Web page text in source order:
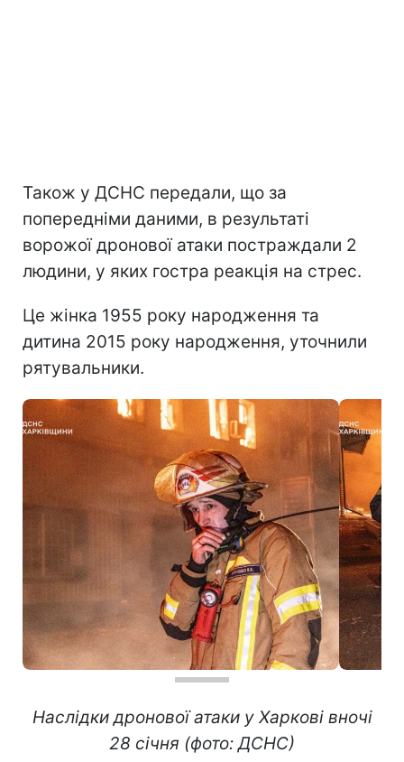
Також у ДСНС передали, що за
попередніми даними, в результаті
ворожої дронової атаки постраждали 2
людини, у яких гостра реакція на стрес.
Це жінка 1955 року народження та
дитина 2015 року народження, уточнили
рятувальники.
Наслідки дронової атаки у Харкові вночі
28 січня (фото: ДСНС)